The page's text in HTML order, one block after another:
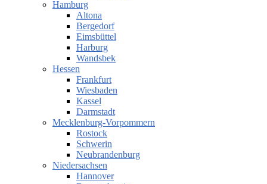
Hamburg
Altona
Bergedorf
Eimsbüttel
Harburg
Wandsbek
Hessen
Frankfurt
Wiesbaden
Kassel
Darmstadt
Mecklenburg-Vorpommern
Rostock
Schwerin
Neubrandenburg
Niedersachsen
Hannover